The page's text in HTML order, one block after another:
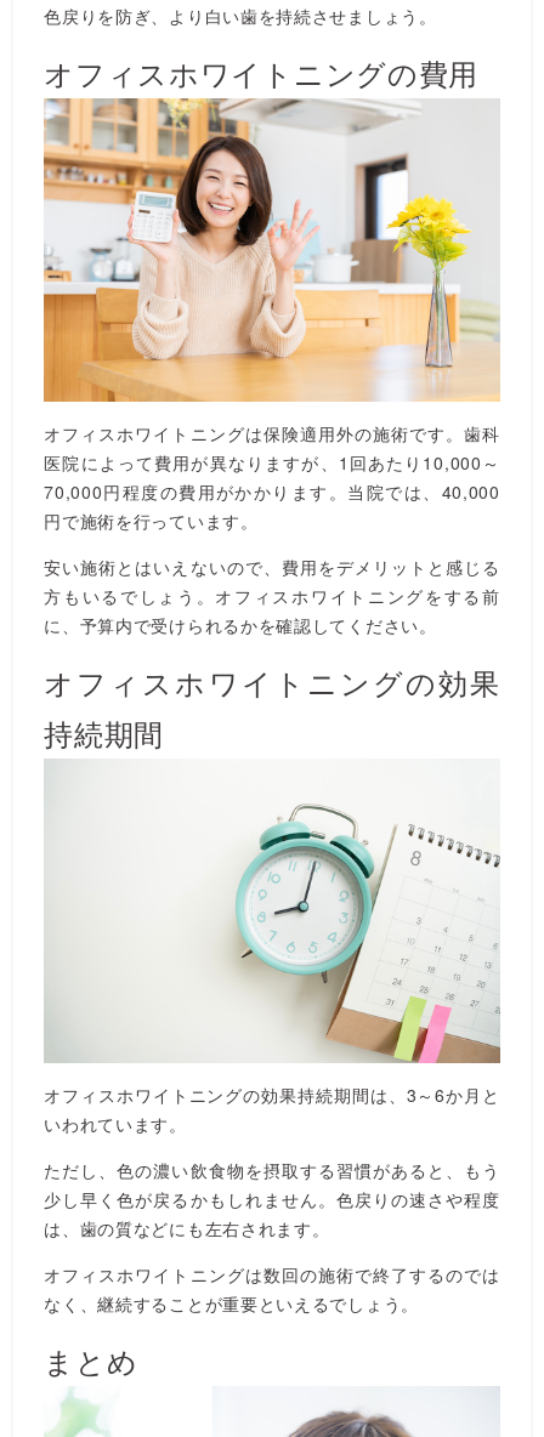
色戻りを防ぎ、より白い歯を持続させましょう。
オフィスホワイトニングの費用
オフィスホワイトニングは保険適用外の施術です。歯科
医院によって費用が異なりますが、1回あたり10,000～
70,000円程度の費用がかかります。当院では、40,000
円で施術を行っています。
安い施術とはいえないので、費用をデメリットと感じる
方もいるでしょう。オフィスホワイトニングをする前
に、予算内で受けられるかを確認してください。
オフィスホワイトニングの効果
持続期間
オフィスホワイトニングの効果持続期間は、3～6か月と
いわれています。
ただし、色の濃い飲食物を摂取する習慣があると、もう
少し早く色が戻るかもしれません。色戻りの速さや程度
は、歯の質などにも左右されます。
オフィスホワイトニングは数回の施術で終了するのでは
なく、継続することが重要といえるでしょう。
まとめ